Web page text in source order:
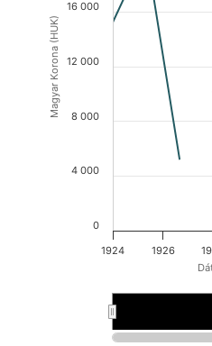
Magyar Korona (HUK)
1924 1926
0
4 000
8 000
12 000
16 000